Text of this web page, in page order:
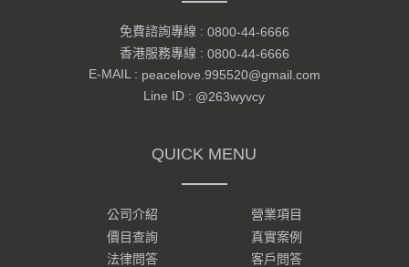
免費諮詢專線 : 0800-44-6666
香港服務專線 : 0800-44-6666
E-MAIL : peacelove.995520@gmail.com
Line ID : @263wyvcy
QUICK MENU
公司介紹
營業項目
價目查詢
真實案例
法律問答
客戶問答